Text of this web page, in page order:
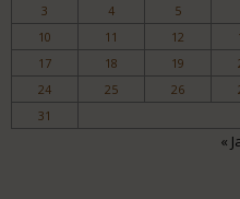
3
4 5
10
11 12
17
18 19
24
25 26
31
«